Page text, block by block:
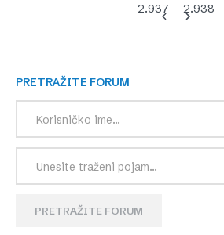
2.937
2.938
PRETRAŽITE FORUM
PRETRAŽITE FORUM